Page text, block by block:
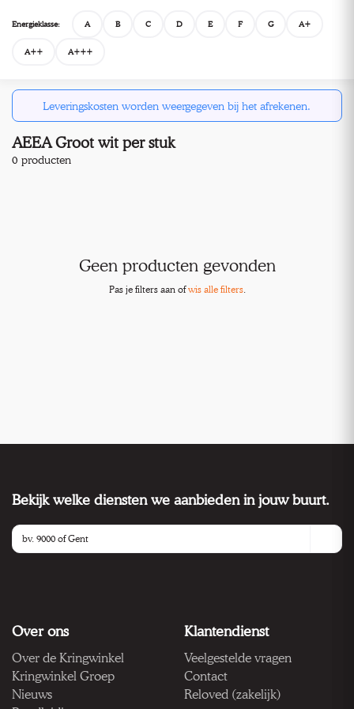
Energieklasse: A B C D E F G A+
A++ A+++
Leveringskosten worden weergegeven bij het afrekenen.
AEEA Groot wit per stuk
0 producten
Geen producten gevonden
Pas je filters aan ofwis alle filters.
Bekijk welke diensten we aanbieden in jouw buurt.
Over ons
Over de Kringwinkel
Kringwinkel Groep
Nieuws
Klantendienst
Veelgestelde vragen
Contact
Reloved (zakelijk)